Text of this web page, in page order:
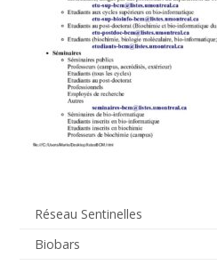
Réseau Sentinelles
Biobars